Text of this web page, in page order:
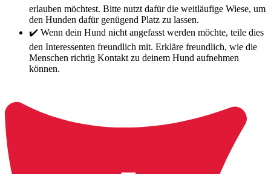
erlauben möchtest. Bitte nutzt dafür die weitläufige Wiese, um
den Hunden dafür genügend Platz zu lassen.
✔️ Wenn dein Hund nicht angefasst werden möchte, teile dies
den Interessenten freundlich mit. Erkläre freundlich, wie die
Menschen richtig Kontakt zu deinem Hund aufnehmen
können.